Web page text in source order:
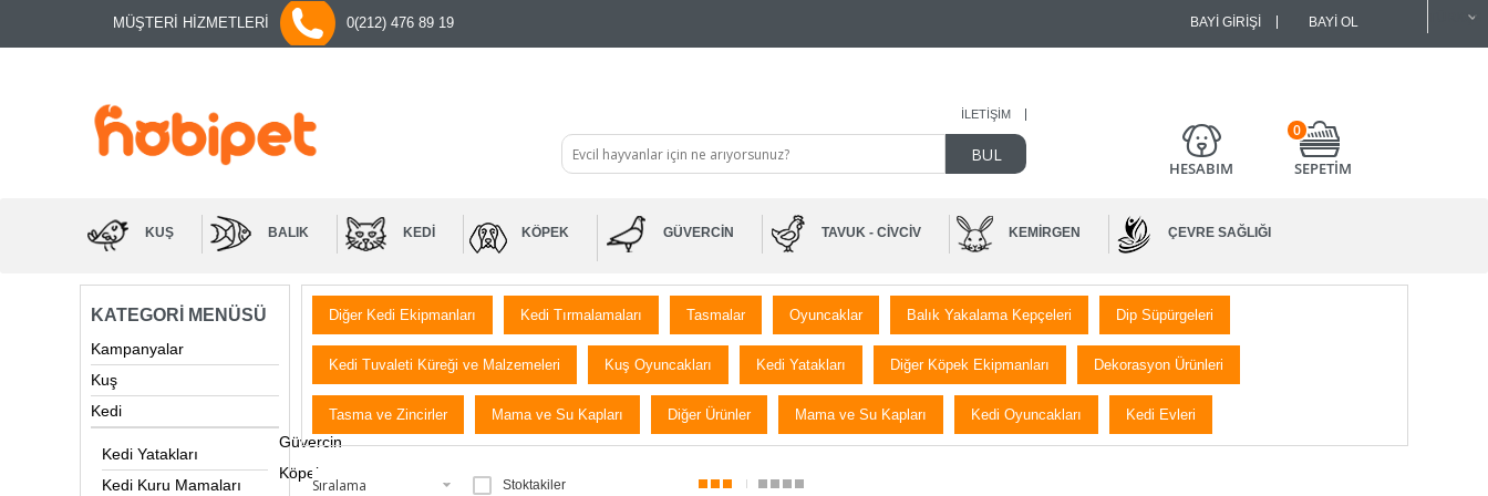
MÜŞTERİ HİZMETLERİ 0(212) 476 89 19 BAYI GIRIŞI BAYI OL
0
SEPETİM
HESABIM
İLETIŞIM
KUŞ BALIK KEDI KÖPEK GÜVERCIN TAVUK - CIVCIV KEMIRGEN ÇEVRE SAĞLIĞI
KATEGORI MENÜSÜ
Kampanyalar
Kuş
Kedi
Kedi Yatakları
Kedi Kuru Mamaları
Güvercin
Köpek
Diğer Kedi Ekipmanları Kedi Tırmalamaları Tasmalar Oyuncaklar Balık Yakalama Kepçeleri Dip Süpürgeleri
Kedi Tuvaleti Küreği ve Malzemeleri Kuş Oyuncakları Kedi Yatakları Diğer Köpek Ekipmanları Dekorasyon Ürünleri
Tasma ve Zincirler Mama ve Su Kapları Diğer Ürünler Mama ve Su Kapları Kedi Oyuncakları Kedi Evleri
Stoktakiler